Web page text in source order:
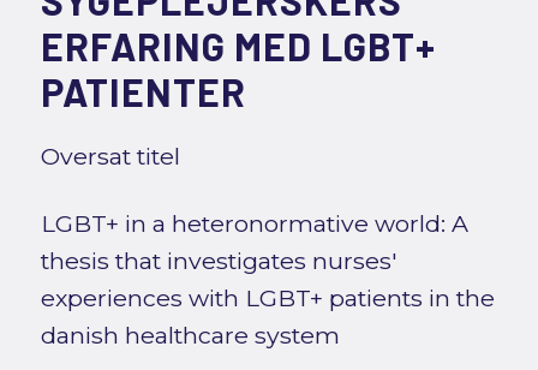
ERFARING MED LGBT+
PATIENTER
Oversat titel
LGBT+ in a heteronormative world: A
thesis that investigates nurses'
experiences with LGBT+ patients in the
danish healthcare system